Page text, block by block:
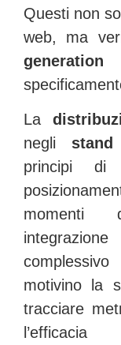
Questi non
web, ma
La
negli
principi di
momenti
motivino la
tracciare